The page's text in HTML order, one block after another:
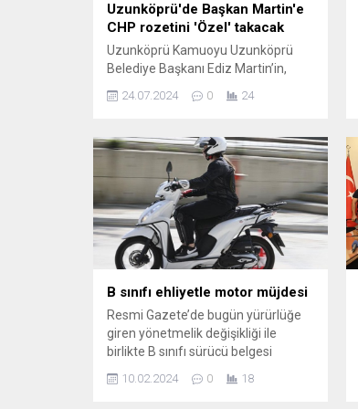
Uzunköprü'de Başkan Martin'e
CHP rozetini 'Özel' takacak
Uzunköprü Kamuoyu Uzunköprü
Belediye Başkanı Ediz Martin’in,
seçildiği günden bugüne kadar İYİ
Parti’den istifa edip CHP’ye
DEMİR / EDİRNE (İGFA) –
Uzunköprü kamuoyu ve halk
arasında yaklaşık 1 aydır CHP’ye
geçeceği konuşuluyordu.
Uzunköprü kamuoyunda konuşulan
iddialara göre; 21 Temmuz 2024
Pazar günü İYİ Parti Meclis
üyeleriyle...
24.07.2024 0 24
B sınıfı ehliyetle motor müjdesi
Resmi Gazete’de bugün yürürlüğe
giren yönetmelik değişikliği ile
birlikte B sınıfı sürücü belgesi
motosikletleri kullanabilecek. İçişleri
10.02.2024 0 18